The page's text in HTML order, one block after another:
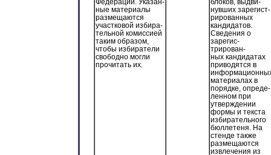
Федерации. Указан-
ные материалы
размещаются
участковой избира-
тельной комиссией
таким образом,
чтобы избиратели
свободно могли
прочитать их.
блоков, выдви-
нувших зарегист-
рированных
кандидатов.
Сведения о
зарегис-
трирован-
ных кандидатах
приводятся в
материалах в
порядке, опреде-
ленном при
утверждении
формы и текста
избирательного
бюллетеня. На
стенде также
размещаются
извлечения из